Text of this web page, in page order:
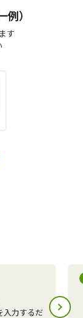
例）
す
入力するだ